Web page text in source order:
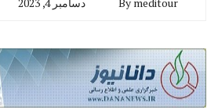
By meditour دسامبر 4, 2023